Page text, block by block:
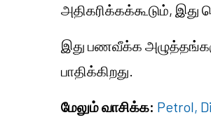
அதிகரிக்கக்கூடும்,
இது பணவீக்க
பாதிக்கிறது.
மேலும் வாசிக்க: Petrol,